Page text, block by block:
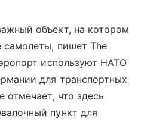
объект, на котором
самолеты, пишет The
используют НАТО
для транспортных
отмечает, что здесь
пункт для